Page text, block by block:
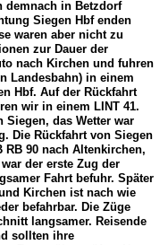
demnach in Betzdorf
Siegen Hbf enden
waren aber nicht zu
zur Dauer der
nach Kirchen und fuhren
Landesbahn) in einem
Hbf. Auf der Rückfahrt
wir in einem LINT 41.
Siegen, das Wetter war
Die Rückfahrt von Siegen
90 nach Altenkirchen,
der erste Zug der
Fahrt befuhr. Später
Kirchen ist nach wie
befahrbar. Die Züge
langsamer. Reisende
sollten ihre